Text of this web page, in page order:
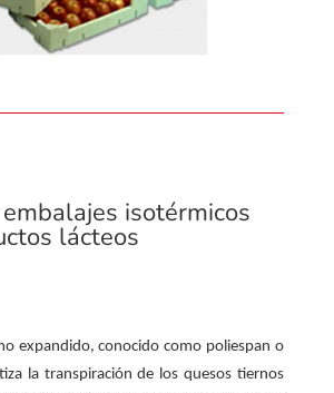
isotérmicos
lácteos
expandido, conocido como poliespan o
la transpiración de los quesos tiernos